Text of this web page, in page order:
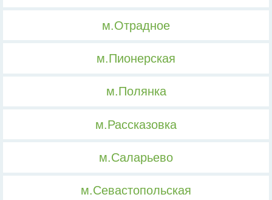
м.Отрадное
м.Пионерская
м.Полянка
м.Рассказовка
м.Саларьево
м.Севастопольская